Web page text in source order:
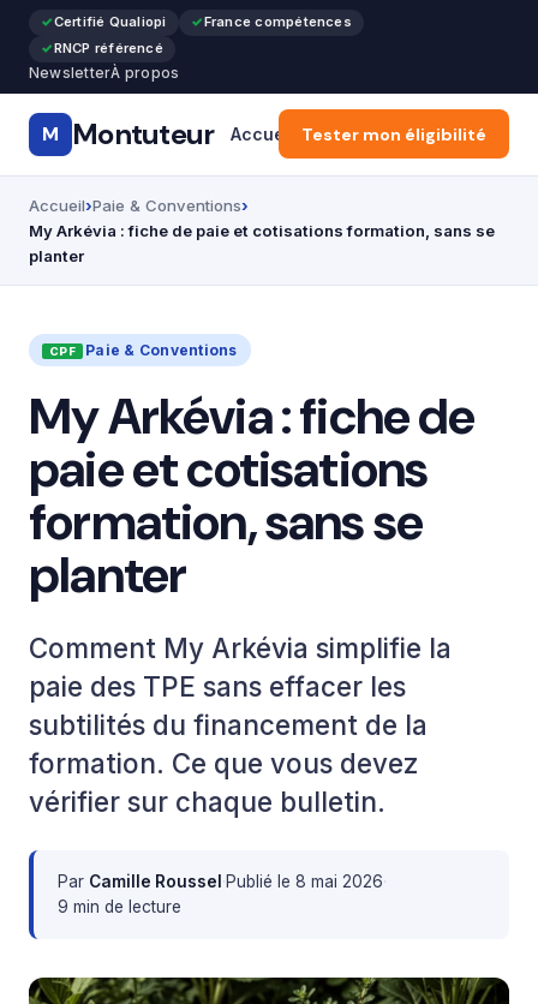
Certifié Qualiopi
France compétences
RNCP référencé
NewsletterÀ propos
M Montuteur Accueil CPF & Compte Formation
Tester mon éligibilité
Accueil Paie & Conventions
My Arkévia : fiche de paie et cotisations formation, sans se
planter
Paie & Conventions
My Arkévia : fiche de
paie et cotisations
formation, sans se
planter
Comment My Arkévia simplifie la
paie des TPE sans effacer les
subtilités du financement de la
formation. Ce que vous devez
vérifier sur chaque bulletin.
Par Camille Roussel·Publié le 8 mai 2026·
9 min de lecture